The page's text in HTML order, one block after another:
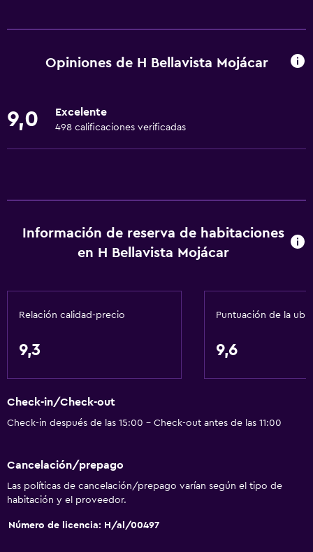
Wifi gratis
Toallas
Calefacción
Baño
Secador de pelo
Baño privado
Cámaras CCTV en el exterior
Limpieza diaria
Opiniones de H Bellavista Mojácar
9,0 Excelente
498 calificaciones verificadas
Información de reserva de habitaciones
en H Bellavista Mojácar
Relación calidad-precio
9,3
Puntuación de la
9,6
Check-in/Check-out
Check-in después de las 15:00 - Check-out antes de las 11:00
Cancelación/prepago
Las políticas de cancelación/prepago varían según el tipo de
habitación y el proveedor.
Número de licencia: H/al/00497